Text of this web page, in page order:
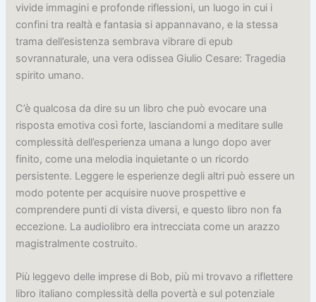
vivide immagini e profonde riflessioni, un luogo in cui i
confini tra realtà e fantasia si appannavano, e la stessa
trama dell’esistenza sembrava vibrare di epub
sovrannaturale, una vera odissea Giulio Cesare: Tragedia
spirito umano.
C’è qualcosa da dire su un libro che può evocare una
risposta emotiva così forte, lasciandomi a meditare sulle
complessità dell’esperienza umana a lungo dopo aver
finito, come una melodia inquietante o un ricordo
persistente. Leggere le esperienze degli altri può essere un
modo potente per acquisire nuove prospettive e
comprendere punti di vista diversi, e questo libro non fa
eccezione. La audiolibro era intrecciata come un arazzo
magistralmente costruito.
Più leggevo delle imprese di Bob, più mi trovavo a riflettere
libro italiano complessità della povertà e sul potenziale